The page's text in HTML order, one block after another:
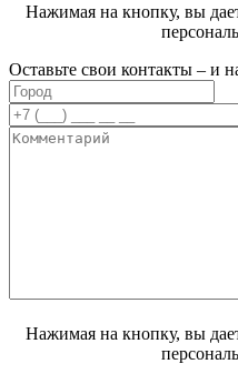
Нажимая на кнопку, вы
Оставьте свои контакты – и
Нажимая на кнопку, вы